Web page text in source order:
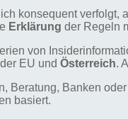
konsequent verfolgt,
Erklärung der Regeln
von
EU und Österreich.
Beratung, Banken
basiert.